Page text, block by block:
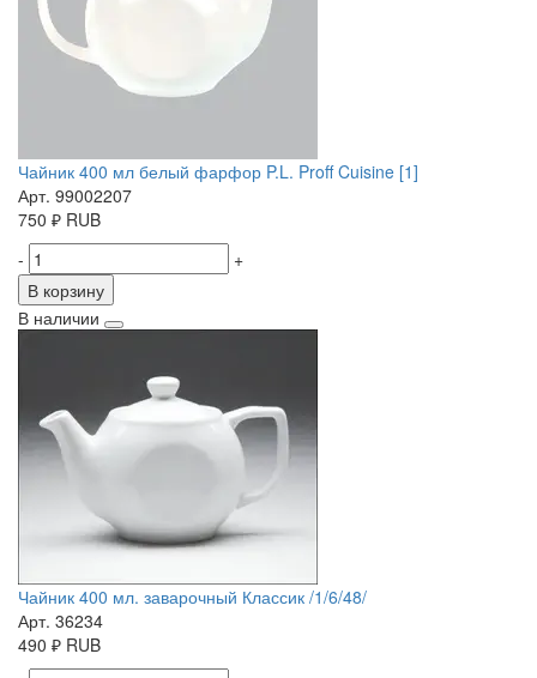
Чайник 400 мл белый фарфор P.L. Proff Cuisine [1]
Арт. 99002207
750 ₽ RUB
-
+
В корзину
В наличии
Чайник 400 мл. заварочный Классик /1/6/48/
Арт. 36234
490 ₽ RUB